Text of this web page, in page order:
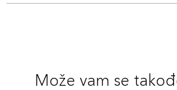
Može vam se